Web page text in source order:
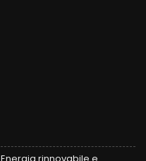
Energia rinnovabile e